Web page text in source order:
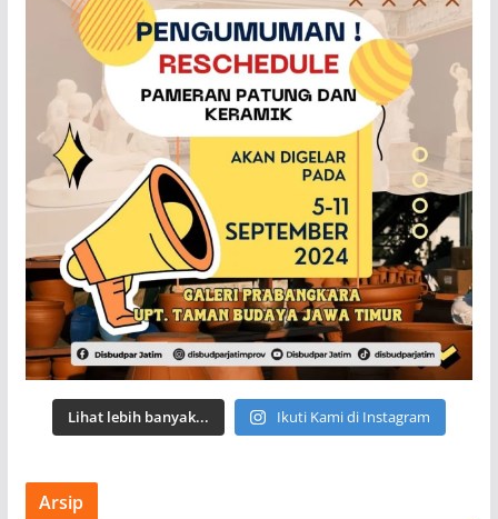
Lihat lebih banyak... Ikuti Kami di Instagram
Arsip